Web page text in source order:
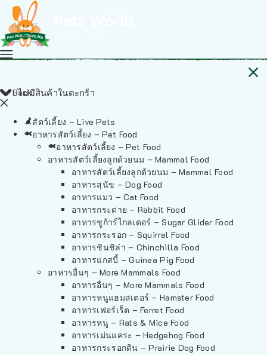
ไม่มีสินค้าในตะกร้า
Back
สัตว์เลี้ยง – Live Pets
อาหารสัตว์เลี้ยง – Pet Food
อาหารสัตว์เลี้ยง – Pet Food
อาหารสัตว์เลี้ยงลูกด้วยนม – Mammal Food
อาหารสัตว์เลี้ยงลูกด้วยนม – Mammal Food
อาหารสุนัข – Dog Food
อาหารแมว – Cat Food
อาหารกระต่าย – Rabbit Food
อาหารชูก้าร์ไกลเดอร์ – Sugar Glider Food
อาหารกระรอก – Squirrel Food
อาหารชินชิล่า – Chinchilla Food
อาหารแกสบี้ – Guinea Pig Food
อาหารอื่นๆ – More Mammals Food
อาหารอื่นๆ – More Mammals Food
อาหารหนูแฮมสเตอร์ – Hamster Food
อาหารเฟอร์เร็ต – Ferret Food
อาหารหนู – Rats & Mice Food
อาหารเม่นแคระ – Hedgehog Food
อาหารกระรอกดิน – Prairie Dog Food